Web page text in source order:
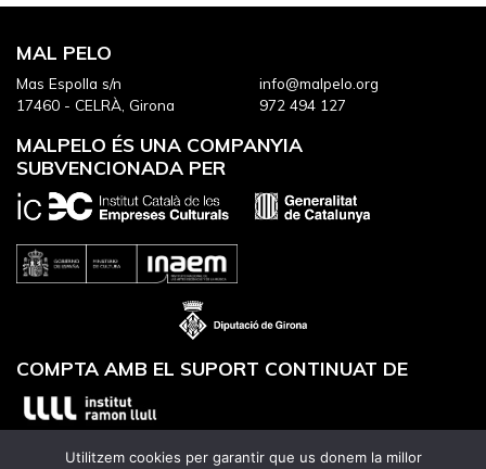
MAL PELO
Mas Espolla s/n
17460 - CELRÀ, Girona
info@malpelo.org
972 494 127
MALPELO ÉS UNA COMPANYIA
SUBVENCIONADA PER
COMPTA AMB EL SUPORT CONTINUAT DE
Utilitzem cookies per garantir que us donem la millor